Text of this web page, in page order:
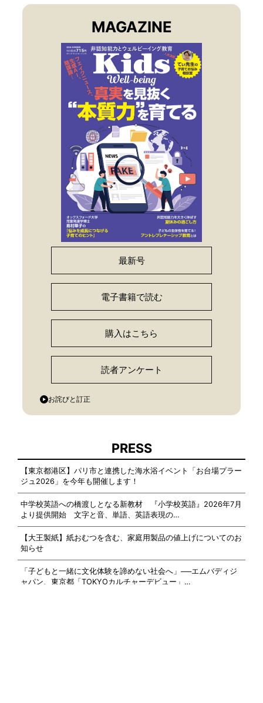
MAGAZINE
最新号
電子書籍で読む
購入はこちら
読者アンケート
お詫びと訂正
PRESS
【東京都港区】パリ市と連携した海水浴イベント「お台場プラー
ジュ2026」を今年も開催します！
中学校英語への橋渡しとなる新教材 『小学校英語』2026年7月
より提供開始 文字と音、単語、英語表現の…
【大王製紙】紙おむつを含む、家庭用製品の値上げについてのお
知らせ
「子どもと一緒に文化体験を諦めない社会へ」──エムバディジ
ャパン、東京都「TOKYOカルチャーデビュー」…